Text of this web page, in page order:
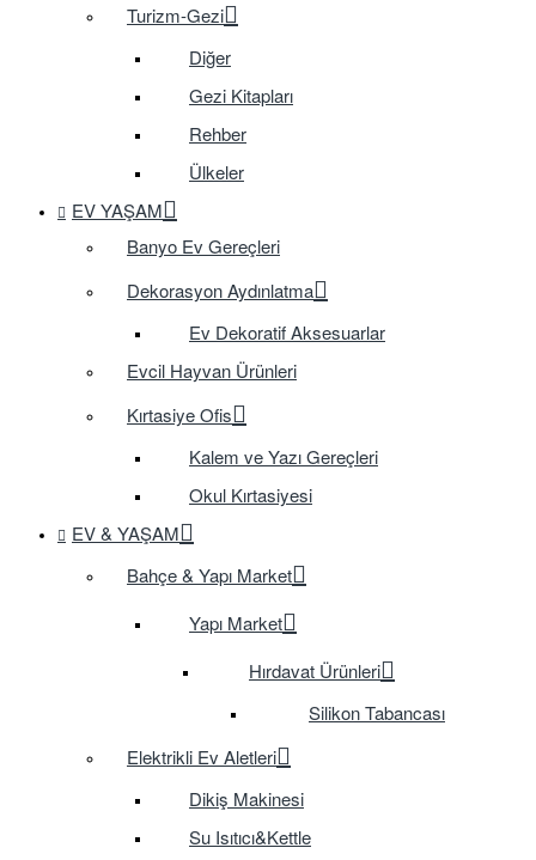
Turizm-Gezi
Diğer
Gezi Kitapları
Rehber
Ülkeler
EV YAŞAM
Banyo Ev Gereçleri
Dekorasyon Aydınlatma
Ev Dekoratif Aksesuarlar
Evcil Hayvan Ürünleri
Kırtasiye Ofis
Kalem ve Yazı Gereçleri
Okul Kırtasiyesi
EV & YAŞAM
Bahçe & Yapı Market
Yapı Market
Hırdavat Ürünleri
Silikon Tabancası
Elektrikli Ev Aletleri
Dikiş Makinesi
Su Isıtıcı&Kettle